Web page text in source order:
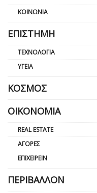
ΚΟΙΝΩΝΊΑ
ΕΠΙΣΤΉΜΗ
ΤΕΧΝΟΛΟΓΊΑ
ΥΓΕΊΑ
ΚΌΣΜΟΣ
ΟΙΚΟΝΟΜΊΑ
REAL ESTATE
ΑΓΟΡΈΣ
ΕΠΙΧΕΙΡΕΊΝ
ΠΕΡΙΒΆΛΛΟΝ